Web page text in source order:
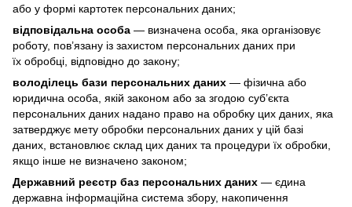
або у формі картотек персональних даних;
відповідальна особа — визначена особа, яка організовує
роботу, пов’язану із захистом персональних даних при
їх обробці, відповідно до закону;
володілець бази персональних даних — фізична або
юридична особа, якій законом або за згодою суб’єкта
персональних даних надано право на обробку цих даних, яка
затверджує мету обробки персональних даних у цій базі
даних, встановлює склад цих даних та процедури їх обробки,
якщо інше не визначено законом;
Державний реєстр баз персональних даних — єдина
державна інформаційна система збору, накопичення